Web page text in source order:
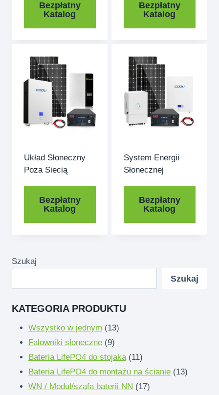
Bezpłatny
Katalog
Bezpłatny
Katalog
Układ Słoneczny
Poza Siecią
Bezpłatny
Katalog
System Energii
Słonecznej
Bezpłatny
Katalog
Szukaj
Szukaj
KATEGORIA PRODUKTU
Wszystko w jednym 1313
Falowniki słoneczne 99
produkty
Bateria LifePO4 do stojaka 1111
produkty
Bateria LifePO4 do montażu na ścianie 1313
WN / Moduł/szafa baterii NN 1717